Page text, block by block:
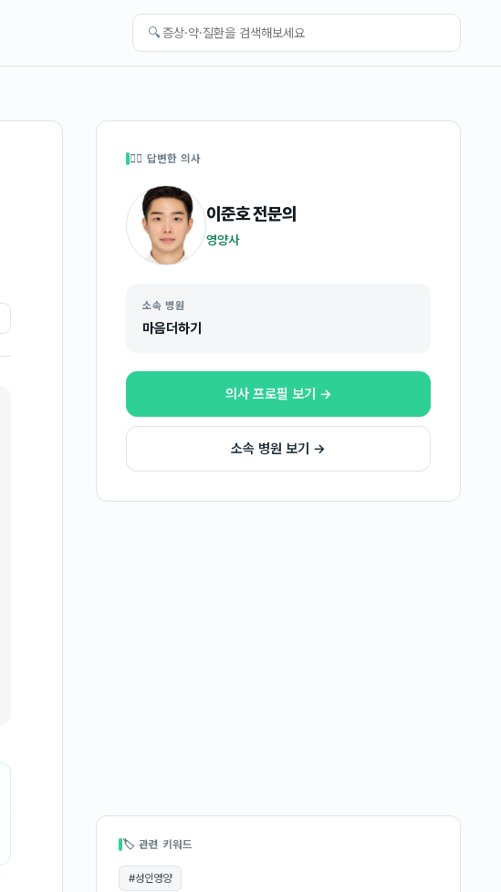
🔍
👩‍⚕️ 답변한 의사
이준호전문의
영양사
소속 병원
마음더하기
의사 프로필 보기 →
소속 병원 보기 →
🏷 관련 키워드
#성인영양